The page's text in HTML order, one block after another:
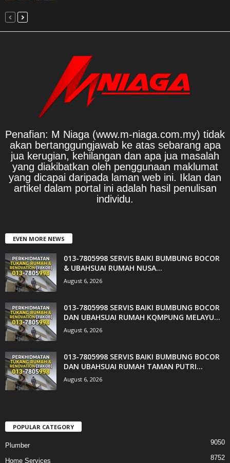
Penafian: M Niaga (www.m-niaga.com.my) tidak
akan bertanggungjawab ke atas sebarang apa
jua kerugian, kehilangan dan apa jua masalah
yang diakibatkan oleh penggunaan maklumat
yang dicapai daripada laman web ini. Iklan dan
artikel dalam portal ini adalah hasil penulisan
individu.
EVEN MORE NEWS
013-7805998 SERVIS BAIKI BUMBUNG BOCOR
& UBAHSUAI RUMAH NUSA...
August 6, 2026
013-7805998 SERVIS BAIKI BUMBUNG BOCOR
DAN UBAHSUAI RUMAH KQMPUNG MELAYU...
August 6, 2026
013-7805998 SERVIS BAIKI BUMBUNG BOCOR
DAN UBAHSUAI RUMAH TAMAN PUTRI...
August 6, 2026
POPULAR CATEGORY
Plumber 9050
Home Services 8752